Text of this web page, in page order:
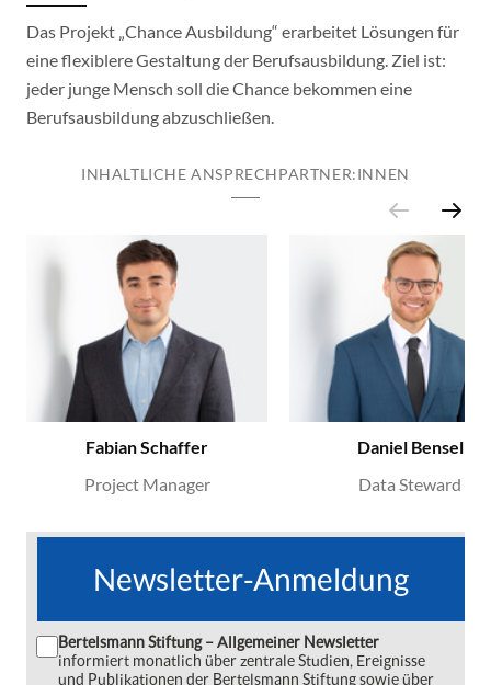
Das Projekt „Chance Ausbildung“ erarbeitet Lösungen für
eine flexiblere Gestaltung der Berufsausbildung. Ziel ist:
jeder junge Mensch soll die Chance bekommen eine
Berufsausbildung abzuschließen.
INHALTLICHE ANSPRECHPARTNER:INNEN
Fabian Schaffer
Project Manager
Daniel Bensel
Data Steward
Newsletter-Anmeldung
Bertelsmann Stiftung – Allgemeiner Newsletter
informiert monatlich über zentrale Studien, Ereignisse
und Publikationen der Bertelsmann Stiftung sowie über